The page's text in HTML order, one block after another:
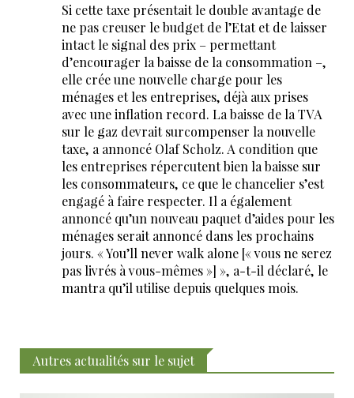
Si cette taxe présentait le double avantage de
ne pas creuser le budget de l’Etat et de laisser
intact le signal des prix – permettant
d’encourager la baisse de la consommation –,
elle crée une nouvelle charge pour les
ménages et les entreprises, déjà aux prises
avec une inflation record. La baisse de la TVA
sur le gaz devrait surcompenser la nouvelle
taxe, a annoncé Olaf Scholz. A condition que
les entreprises répercutent bien la baisse sur
les consommateurs, ce que le chancelier s’est
engagé à faire respecter. Il a également
annoncé qu’un nouveau paquet d’aides pour les
ménages serait annoncé dans les prochains
jours. « You’ll never walk alone [« vous ne serez
pas livrés à vous-mêmes »] », a-t-il déclaré, le
mantra qu’il utilise depuis quelques mois.
Autres actualités sur le sujet